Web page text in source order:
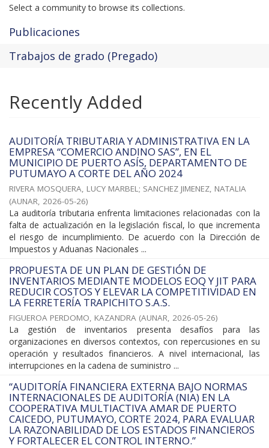
Select a community to browse its collections.
Publicaciones
Trabajos de grado (Pregado)
Recently Added
AUDITORÍA TRIBUTARIA Y ADMINISTRATIVA EN LA
EMPRESA “COMERCIO ANDINO SAS”, EN EL
MUNICIPIO DE PUERTO ASÍS, DEPARTAMENTO DE
PUTUMAYO A CORTE DEL AÑO 2024
RIVERA MOSQUERA, LUCY MARBEL; SANCHEZ JIMENEZ, NATALIA
(AUNAR, 2026-05-26)
La auditoría tributaria enfrenta limitaciones relacionadas con la
falta de actualización en la legislación fiscal, lo que incrementa
el riesgo de incumplimiento. De acuerdo con la Dirección de
Impuestos y Aduanas Nacionales ...
PROPUESTA DE UN PLAN DE GESTIÓN DE
INVENTARIOS MEDIANTE MODELOS EOQ Y JIT PARA
REDUCIR COSTOS Y ELEVAR LA COMPETITIVIDAD EN
LA FERRETERÍA TRAPICHITO S.A.S.
FIGUEROA PERDOMO, KAZANDRA (AUNAR, 2026-05-26)
La gestión de inventarios presenta desafíos para las
organizaciones en diversos contextos, con repercusiones en su
operación y resultados financieros. A nivel internacional, las
interrupciones en la cadena de suministro ...
“AUDITORÍA FINANCIERA EXTERNA BAJO NORMAS
INTERNACIONALES DE AUDITORÍA (NIA) EN LA
COOPERATIVA MULTIACTIVA AMAR DE PUERTO
CAICEDO, PUTUMAYO, CORTE 2024, PARA EVALUAR
LA RAZONABILIDAD DE LOS ESTADOS FINANCIEROS
Y FORTALECER EL CONTROL INTERNO.”